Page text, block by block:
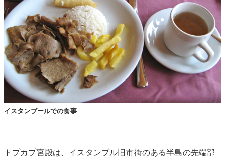
イスタンブールでの食事
トプカプ宮殿は、イスタンブル旧市街のある半島の先端部